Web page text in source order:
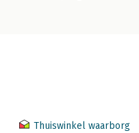
Thuiswinkel waarborg